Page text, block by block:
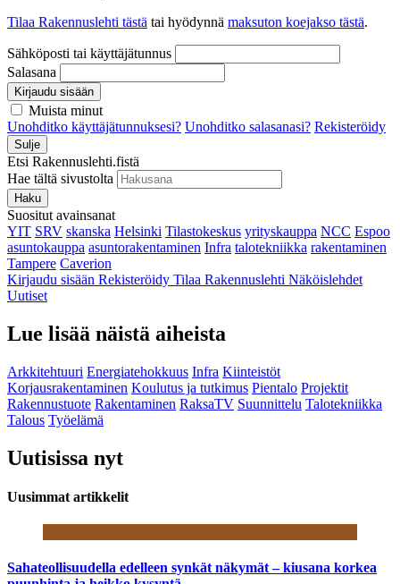
Tilaa Rakennuslehti tästä tai hyödynnä maksuton koejakso tästä.
Sähköposti tai käyttäjätunnus
Salasana
Kirjaudu sisään
Muista minut
Unohditko käyttäjätunnuksesi? Unohditko salasanasi? Rekisteröidy
Sulje
Etsi Rakennuslehti.fistä
Hae tältä sivustolta
Haku
Suositut avainsanat
YIT SRV skanska Helsinki Tilastokeskus yrityskauppa NCC Espoo
asuntokauppa asuntorakentaminen Infra talotekniikka rakentaminen
Tampere Caverion
Kirjaudu sisään Rekisteröidy Tilaa Rakennuslehti Näköislehdet
Uutiset
Lue lisää näistä aiheista
Arkkitehtuuri Energiatehokkuus Infra Kiinteistöt
Korjausrakentaminen Koulutus ja tutkimus Pientalo Projektit
Rakennustuote Rakentaminen RaksaTV Suunnittelu Talotekniikka
Talous Työelämä
Uutisissa nyt
Uusimmat artikkelit
Sahateollisuudella edelleen synkät näkymät – kiusana korkea